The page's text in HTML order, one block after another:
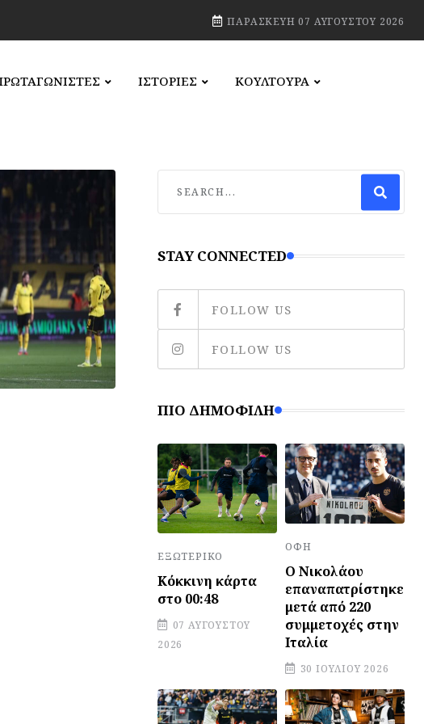
ΠΑΡΑΣΚΕΥΉ 07 ΑΥΓΟΎΣΤΟΥ 2026
ΙΣΤΟΡΙΕΣ ΚΟΥΛΤΟΥΡΑ
STAY CONNECTED
FOLLOW US
FOLLOW US
ΠΙΟ ΔΗΜΟΦΙΛΉ
ΕΞΩΤΕΡΙΚΌ
Κόκκινη κάρτα
στο 00:48
07 ΑΥΓΟΎΣΤΟΥ
2026
ΟΦΗ
Ο Νικολάου
επαναπατρίστηκε
μετά από 220
συμμετοχές στην
Ιταλία
30 ΙΟΥΛΊΟΥ 2026